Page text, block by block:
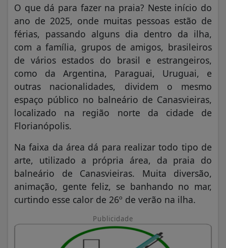
O que dá para fazer na praia? Neste início do
ano de 2025, onde muitas pessoas estão de
férias, passando alguns dia dentro da ilha,
com a família, grupos de amigos, brasileiros
de vários estados do brasil e estrangeiros,
como da Argentina, Paraguai, Uruguai, e
outras nacionalidades, dividem o mesmo
espaço público no balneário de Canasvieiras,
localizado na região norte da cidade de
Florianópolis.
Na faixa da área dá para realizar todo tipo de
arte, utilizado a própria área, da praia do
balneário de Canasvieiras. Muita diversão,
animação, gente feliz, se banhando no mar,
curtindo esse calor de 26º de verão na ilha.
Publicidade